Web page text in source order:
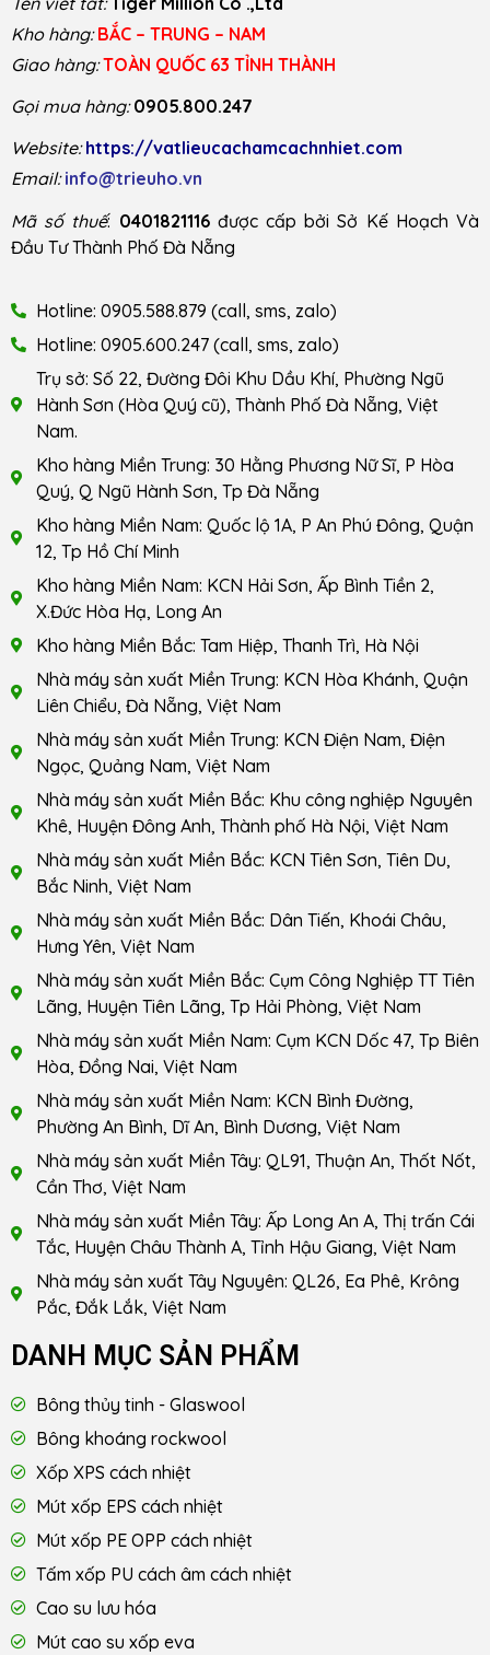
Kho hàng: BẮC – TRUNG – NAM
Giao hàng: TOÀN QUỐC 63 TỈNH THÀNH
Gọi mua hàng: 0905.800.247
Website: https://vatlieucachamcachnhiet.com
Email: info@trieuho.vn
Mã số thuế: 0401821116được cấp bởi Sở Kế Hoạch Và
Đầu Tư Thành Phố Đà Nẵng
Hotline: 0905.588.879 (call, sms, zalo)
Hotline: 0905.600.247 (call, sms, zalo)
Trụ sở: Số 22, Đường Đôi Khu Dầu Khí, Phường Ngũ
Hành Sơn (Hòa Quý cũ), Thành Phố Đà Nẵng, Việt
Nam.
Kho hàng Miền Trung: 30 Hằng Phương Nữ Sĩ, P Hòa
Quý, Q Ngũ Hành Sơn, Tp Đà Nẵng
Kho hàng Miền Nam: Quốc lộ 1A, P An Phú Đông, Quận
12, Tp Hồ Chí Minh
Kho hàng Miền Nam: KCN Hải Sơn, Ấp Bình Tiền 2,
X.Đức Hòa Hạ, Long An
Kho hàng Miền Bắc: Tam Hiệp, Thanh Trì, Hà Nội
Nhà máy sản xuất Miền Trung: KCN Hòa Khánh, Quận
Liên Chiểu, Đà Nẵng, Việt Nam
Nhà máy sản xuất Miền Trung: KCN Điện Nam, Điện
Ngọc, Quảng Nam, Việt Nam
Nhà máy sản xuất Miền Bắc: Khu công nghiệp Nguyên
Khê, Huyện Đông Anh, Thành phố Hà Nội, Việt Nam
Nhà máy sản xuất Miền Bắc: KCN Tiên Sơn, Tiên Du,
Bắc Ninh, Việt Nam
Nhà máy sản xuất Miền Bắc: Dân Tiến, Khoái Châu,
Hưng Yên, Việt Nam
Nhà máy sản xuất Miền Bắc: Cụm Công Nghiệp TT Tiên
Lãng, Huyện Tiên Lãng, Tp Hải Phòng, Việt Nam
Nhà máy sản xuất Miền Nam: Cụm KCN Dốc 47, Tp Biên
Hòa, Đồng Nai, Việt Nam
Nhà máy sản xuất Miền Nam: KCN Bình Đường,
Phường An Bình, Dĩ An, Bình Dương, Việt Nam
Nhà máy sản xuất Miền Tây: QL91, Thuận An, Thốt Nốt,
Cần Thơ, Việt Nam
Nhà máy sản xuất Miền Tây: Ấp Long An A, Thị trấn Cái
Tắc, Huyện Châu Thành A, Tỉnh Hậu Giang, Việt Nam
Nhà máy sản xuất Tây Nguyên: QL26, Ea Phê, Krông
Pắc, Đắk Lắk, Việt Nam
DANH MỤC SẢN PHẨM
Bông thủy tinh - Glaswool
Bông khoáng rockwool
Xốp XPS cách nhiệt
Mút xốp EPS cách nhiệt
Mút xốp PE OPP cách nhiệt
Tấm xốp PU cách âm cách nhiệt
Cao su lưu hóa
Mút cao su xốp eva